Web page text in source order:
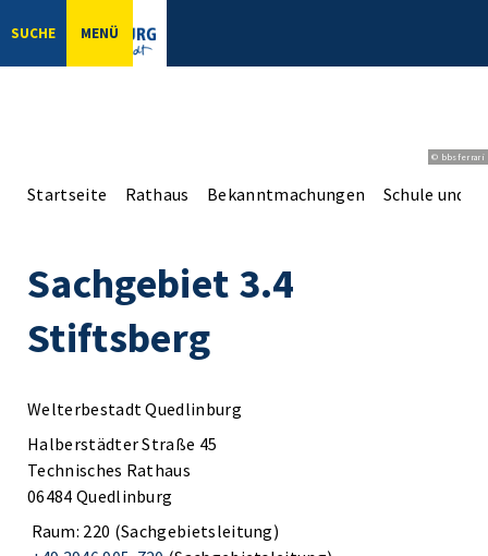
SUCHE MENÜ
© bbsferrari
Startseite Rathaus Bekanntmachungen Schule und
Sachgebiet 3.4
Stiftsberg
Welterbestadt Quedlinburg
Halberstädter Straße 45
Technisches Rathaus
06484 Quedlinburg
Raum: 220 (Sachgebietsleitung)